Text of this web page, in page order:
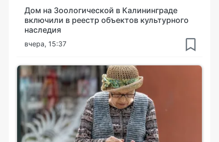
Дом на Зоологической в Калининграде
включили в реестр объектов культурного
наследия
вчера, 15:37